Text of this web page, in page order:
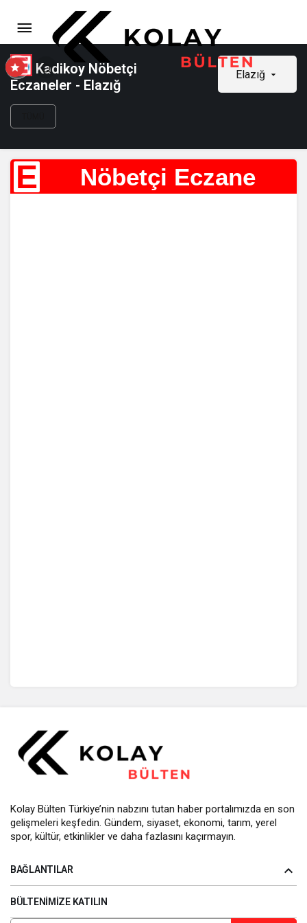
Kadikoy Nöbetçi
Eczaneler - Elazığ
Elazığ
E Nöbetçi Eczane
Kolay Bülten Türkiye’nin nabzını tutan haber portalımızda en son
gelişmeleri keşfedin. Gündem, siyaset, ekonomi, tarım, yerel
spor, kültür, etkinlikler ve daha fazlasını kaçırmayın.
BAĞLANTILAR
BÜLTENIMIZE KATILIN